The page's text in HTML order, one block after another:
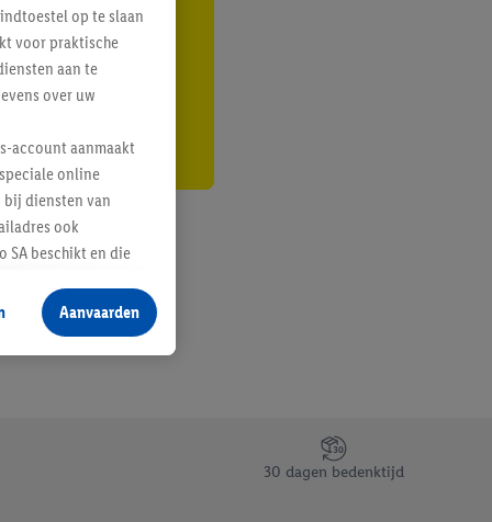
30 dagen bedenktijd
op te slaan
voor praktische
aan te
over uw
account aanmaakt
online
diensten van
ook
SA beschikt en die
producten waarin
voegen, maar het
als er met behulp
Door op
informatie,
Aanvaarden